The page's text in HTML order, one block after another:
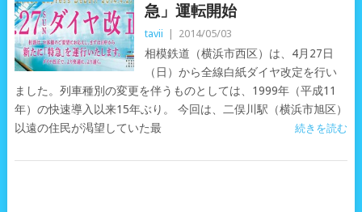
急」運転開始
tavii 2014/05/03
相模鉄道（横浜市西区）は、4月27日
（日）から全線白紙ダイヤ改定を行い
ました。列車種別の変更を伴うものとしては、1999年（平成11
年）の快速導入以来15年ぶり。 今回は、二俣川駅（横浜市旭区）
以遠の住民が渇望していた最
続きを読む